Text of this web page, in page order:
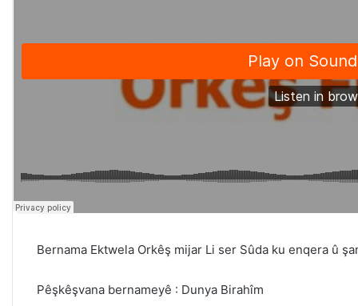
Bernama Ektwela Orkêş mijar Li ser Sûda ku enqera û
Pêşkêşvana bernameyê : Dunya Birahîm